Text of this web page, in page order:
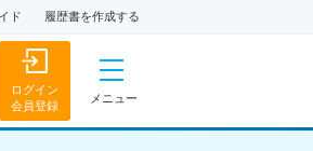
ド 履歴書を作成する
ログイン
会員登録
メニュー